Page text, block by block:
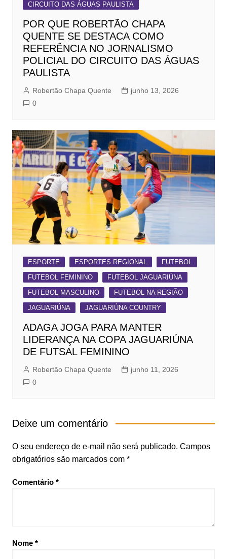
CIRCUITO DAS ÁGUAS PAULISTA
POR QUE ROBERTÃO CHAPA
QUENTE SE DESTACA COMO
REFERÊNCIA NO JORNALISMO
POLICIAL DO CIRCUITO DAS ÁGUAS
PAULISTA
Robertão Chapa Quente
junho 13, 2026
0
ESPORTE ESPORTES REGIONAL
FUTEBOL
FUTEBOL FEMININO
FUTEBOL JAGUARIÚNA
FUTEBOL MASCULINO
FUTEBOL NA REGIÃO
JAGUARIÚNA
JAGUARIÚNA COUNTRY
ADAGA JOGA PARA MANTER
LIDERANÇA NA COPA JAGUARIÚNA
DE FUTSAL FEMININO
Robertão Chapa Quente
junho 11, 2026
0
Deixe um comentário
O seu endereço de e-mail não será publicado. Campos
obrigatórios são marcados com *
Comentário *
Nome *